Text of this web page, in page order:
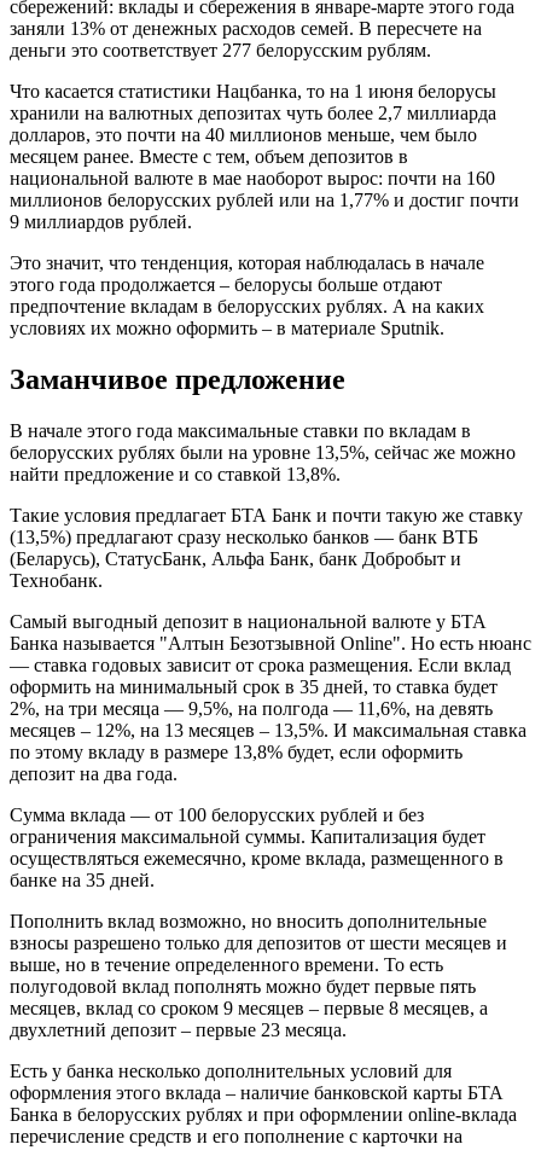
сбережений: вклады и сбережения в январе-марте этого года
заняли 13% от денежных расходов семей. В пересчете на
деньги это соответствует 277 белорусским рублям.
Что касается статистики Нацбанка, то на 1 июня белорусы
хранили на валютных депозитах чуть более 2,7 миллиарда
долларов, это почти на 40 миллионов меньше, чем было
месяцем ранее. Вместе с тем, объем депозитов в
национальной валюте в мае наоборот вырос: почти на 160
миллионов белорусских рублей или на 1,77% и достиг почти
9 миллиардов рублей.
Это значит, что тенденция, которая наблюдалась в начале
этого года продолжается – белорусы больше отдают
предпочтение вкладам в белорусских рублях. А на каких
условиях их можно оформить – в материале Sputnik.
Заманчивое предложение
В начале этого года максимальные ставки по вкладам в
белорусских рублях были на уровне 13,5%, сейчас же можно
найти предложение и со ставкой 13,8%.
Такие условия предлагает БТА Банк и почти такую же ставку
(13,5%) предлагают сразу несколько банков — банк ВТБ
(Беларусь), СтатусБанк, Альфа Банк, банк Добробыт и
Технобанк.
Самый выгодный депозит в национальной валюте у БТА
Банка называется "Алтын Безотзывной Online". Но есть нюанс
— ставка годовых зависит от срока размещения. Если вклад
оформить на минимальный срок в 35 дней, то ставка будет
2%, на три месяца — 9,5%, на полгода — 11,6%, на девять
месяцев – 12%, на 13 месяцев – 13,5%. И максимальная ставка
по этому вкладу в размере 13,8% будет, если оформить
депозит на два года.
Сумма вклада — от 100 белорусских рублей и без
ограничения максимальной суммы. Капитализация будет
осуществляться ежемесячно, кроме вклада, размещенного в
банке на 35 дней.
Пополнить вклад возможно, но вносить дополнительные
взносы разрешено только для депозитов от шести месяцев и
выше, но в течение определенного времени. То есть
полугодовой вклад пополнять можно будет первые пять
месяцев, вклад со сроком 9 месяцев – первые 8 месяцев, а
двухлетний депозит – первые 23 месяца.
Есть у банка несколько дополнительных условий для
оформления этого вклада – наличие банковской карты БТА
Банка в белорусских рублях и при оформлении online-вклада
перечисление средств и его пополнение с карточки на